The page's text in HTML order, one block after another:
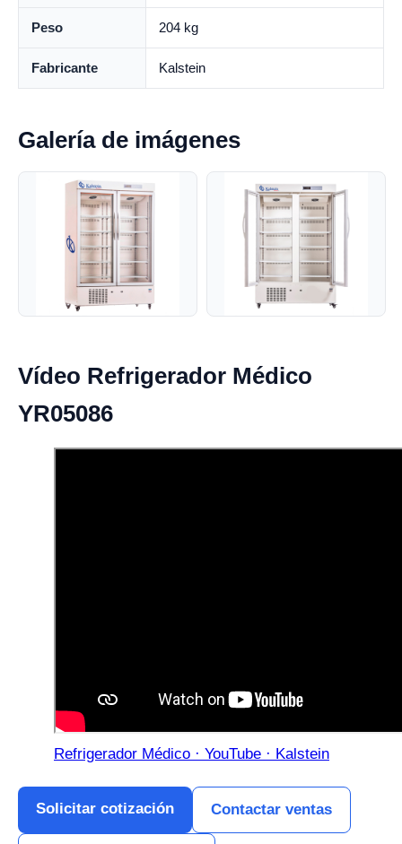
Peso 204 kg
Fabricante Kalstein
Galería de imágenes
Vídeo Refrigerador Médico
YR05086
Refrigerador Médico · YouTube · Kalstein
Solicitar cotización Contactar ventas